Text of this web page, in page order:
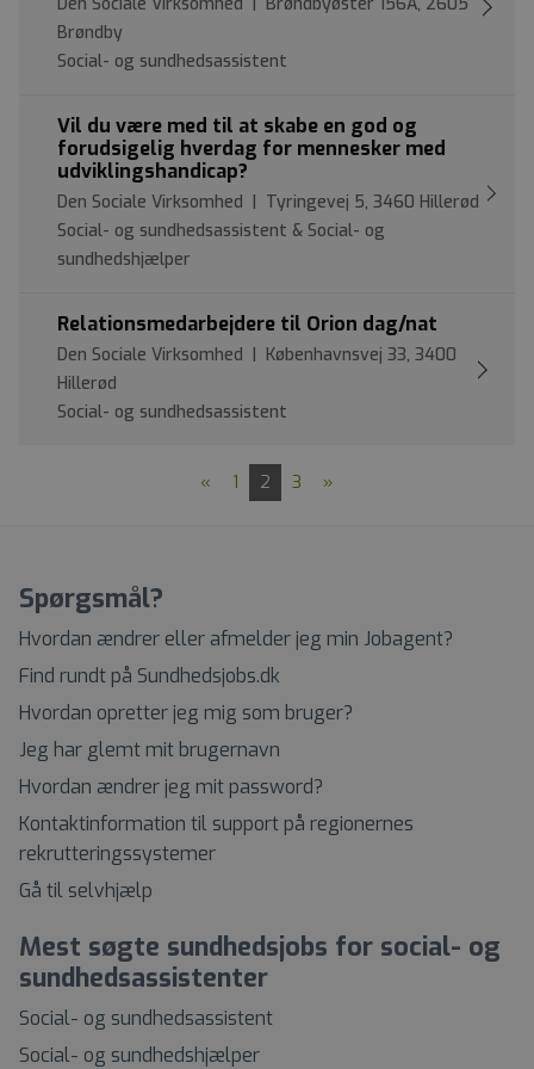
Brøndby
Social- og sundhedsassistent
Vil du være med til at skabe en god og
forudsigelig hverdag for mennesker med
udviklingshandicap?
Den Sociale Virksomhed | Tyringevej 5, 3460 Hillerød
Social- og sundhedsassistent & Social- og
sundhedshjælper
Relationsmedarbejdere til Orion dag/nat
Den Sociale Virksomhed | Københavnsvej 33, 3400
Hillerød
Social- og sundhedsassistent
« 1 2 3 »
Spørgsmål?
Hvordan ændrer eller afmelder jeg min Jobagent?
Find rundt på Sundhedsjobs.dk
Hvordan opretter jeg mig som bruger?
Jeg har glemt mit brugernavn
Hvordan ændrer jeg mit password?
Kontaktinformation til support på regionernes
rekrutteringssystemer
Gå til selvhjælp
Mest søgte sundhedsjobs for social- og
sundhedsassistenter
Social- og sundhedsassistent
Social- og sundhedshjælper